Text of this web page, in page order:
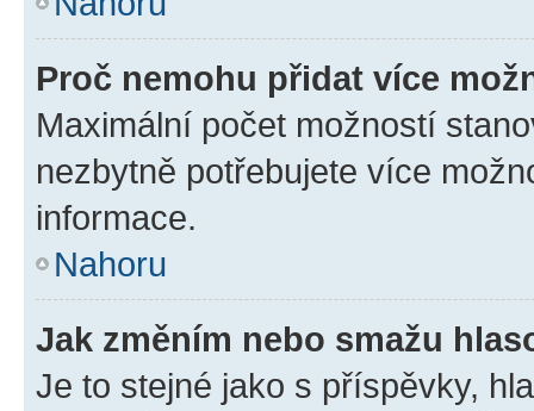
Proč nemohu přidat více
Maximální počet možností
nezbytně potřebujete více
informace.
Nahoru
Jak změním nebo smažu
Je to stejné jako s příspěvky,